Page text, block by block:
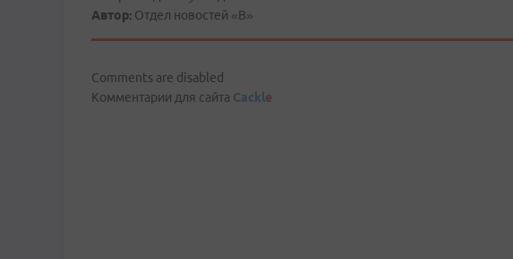
Автор: Отдел новостей «В»
Comments are disabled
Комментарии для сайта Cackle